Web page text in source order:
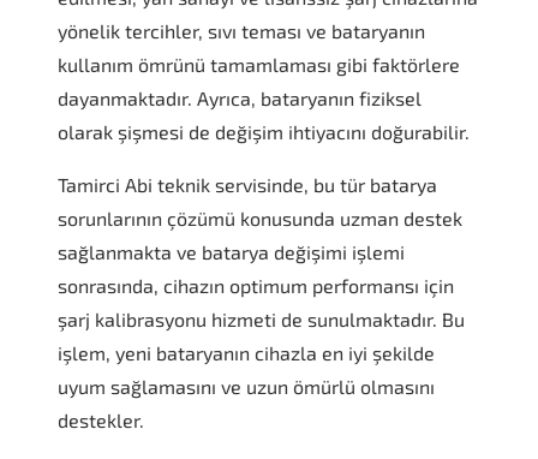
yönelik tercihler, sıvı teması ve bataryanın
kullanım ömrünü tamamlaması gibi faktörlere
dayanmaktadır. Ayrıca, bataryanın fiziksel
olarak şişmesi de değişim ihtiyacını doğurabilir.
Tamirci Abi teknik servisinde, bu tür batarya
sorunlarının çözümü konusunda uzman destek
sağlanmakta ve batarya değişimi işlemi
sonrasında, cihazın optimum performansı için
şarj kalibrasyonu hizmeti de sunulmaktadır. Bu
işlem, yeni bataryanın cihazla en iyi şekilde
uyum sağlamasını ve uzun ömürlü olmasını
destekler.